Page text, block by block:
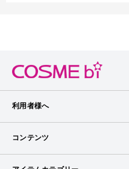
利用者様へ
メンバーログイン
コンテンツ
ランキング